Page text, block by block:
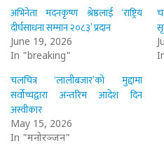
अभिनेता मदनकृष्ण श्रेष्ठलाई ‘राष्ट्रिय
दीर्घसाधना सम्मान २०८३’ प्रदान
June 19, 2026
In "breaking"
चलचित्र ‘लालीबजार’को मुद्दामा
सर्वोच्चद्वारा अन्तरिम आदेश दिन
अस्वीकार
May 15, 2026
In "मनोरञ्जन"